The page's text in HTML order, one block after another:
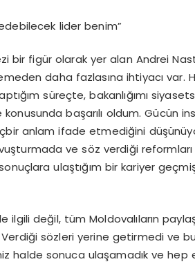
lider benim”
bir figür olarak yer alan Andrei
daha fazlasına ihtiyacı var.
süreçte, bakanlığımı
başarılı oldum. Gücün
anlam ifade etmediğini
ve söz verdiği
ulaştığım bir kariyer
ilgili değil, tüm Moldovalıların
Verdiği sözleri yerine getirmedi ve
halde sonuca ulaşamadık ve hep